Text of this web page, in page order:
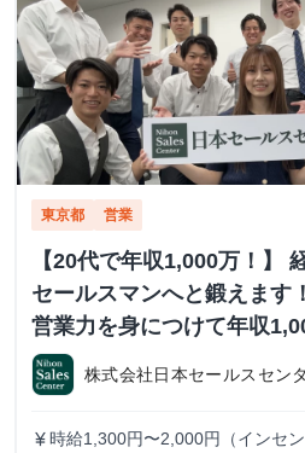
東京都 営業
【20代で年収1,000万！】
セールスマンへと鍛えます
営業力を身につけて年収
せんか？ ※当社直結内定あ
可 #1.2年生可 - 株式会社日
の長期・有給インターンシ
株式会社日本セールスセン
currency_yen 時給1,300円〜2,000円（インセン